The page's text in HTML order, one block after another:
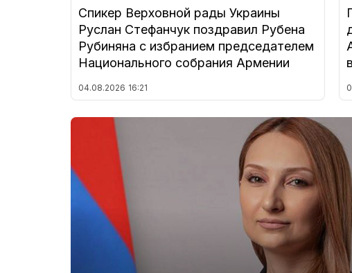
Спикер Верховной рады Украины
Руслан Стефанчук поздравил Рубена
Рубиняна с избранием председателем
Национального собрания Армении
04.08.2026 16:21